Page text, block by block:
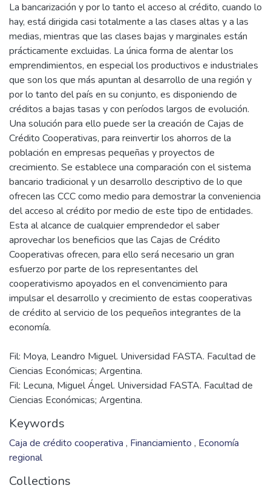
La bancarización y por lo tanto el acceso al crédito, cuando lo
hay, está dirigida casi totalmente a las clases altas y a las
medias, mientras que las clases bajas y marginales están
prácticamente excluidas. La única forma de alentar los
emprendimientos, en especial los productivos e industriales
que son los que más apuntan al desarrollo de una región y
por lo tanto del país en su conjunto, es disponiendo de
créditos a bajas tasas y con períodos largos de evolución.
Una solución para ello puede ser la creación de Cajas de
Crédito Cooperativas, para reinvertir los ahorros de la
población en empresas pequeñas y proyectos de
crecimiento. Se establece una comparación con el sistema
bancario tradicional y un desarrollo descriptivo de lo que
ofrecen las CCC como medio para demostrar la conveniencia
del acceso al crédito por medio de este tipo de entidades.
Esta al alcance de cualquier emprendedor el saber
aprovechar los beneficios que las Cajas de Crédito
Cooperativas ofrecen, para ello será necesario un gran
esfuerzo por parte de los representantes del
cooperativismo apoyados en el convencimiento para
impulsar el desarrollo y crecimiento de estas cooperativas
de crédito al servicio de los pequeños integrantes de la
Fil: Moya, Leandro Miguel. Universidad FASTA. Facultad de
Ciencias Económicas; Argentina.
Fil: Lecuna, Miguel Ángel. Universidad FASTA. Facultad de
Ciencias Económicas; Argentina.
Keywords
Caja de crédito cooperativa , Financiamiento , Economía
regional
Collections